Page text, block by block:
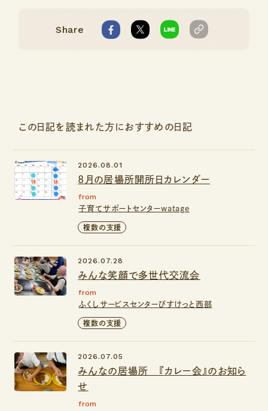
Share
この日記を読まれた方におすすめの日記
8月の居場所開所日カレンダー
2026.08.01
from
子育てサポートセンターwatage
複数の支援
みんな笑顔で多世代交流会
2026.07.28
from
ふくしサービスセンターびすけっと西部
複数の支援
みんなの居場所 『カレー会』のお知ら
せ
2026.07.05
from